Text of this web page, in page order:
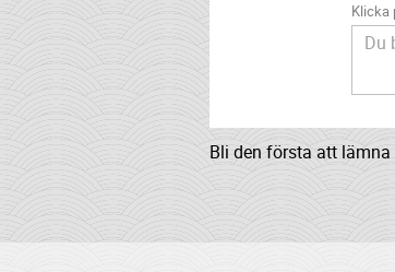
Klicka
Bli den första att